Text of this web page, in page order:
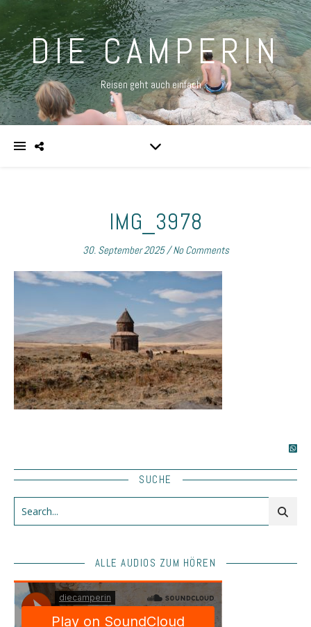
DIE CAMPERIN
Reisen geht auch einfach …
IMG_3978
30. September 2025/ No Comments
SUCHE
ALLE AUDIOS ZUM HÖREN